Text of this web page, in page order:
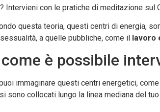
? Intervieni con le pratiche di meditazione sul
questa teoria, questi centri di energia,
a quelle pubbliche, come il lavoro
è possibile
immaginare questi centri energetici,
sono collocati lungo la linea mediana del